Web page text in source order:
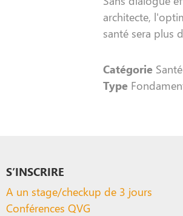
architecte,
santé sera plus
Catégorie Santé
Type
S’INSCRIRE
A un stage/checkup de 3 jours
Conférences QVG